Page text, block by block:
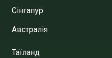
Сінгапур
Австралія
Таїланд